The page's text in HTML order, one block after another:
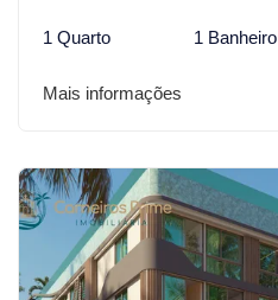
1 Quarto 1 Banheiro
Mais informações